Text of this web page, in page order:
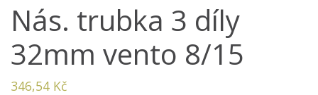
Nás. trubka 3 díly
32mm vento 8/15
346,54 Kč